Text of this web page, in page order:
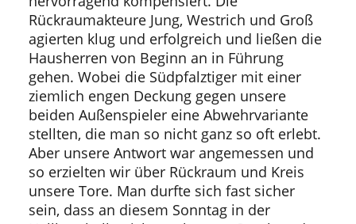
Rückraumakteure Jung, Westrich und Groß
agierten klug und erfolgreich und ließen die
Hausherren von Beginn an in Führung
gehen. Wobei die Südpfalztiger mit einer
ziemlich engen Deckung gegen unsere
beiden Außenspieler eine Abwehrvariante
stellten, die man so nicht ganz so oft erlebt.
Aber unsere Antwort war angemessen und
so erzielten wir über Rückraum und Kreis
unsere Tore. Man durfte sich fast sicher
sein, dass an diesem Sonntag in der